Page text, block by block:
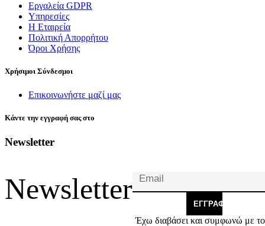
Εργαλεία GDPR
Υπηρεσίες
Η Εταιρεία
Πολιτική Απορρήτου
Όροι Χρήσης
Χρήσιμοι Σύνδεσμοι
Επικοινωνήστε μαζί μας
Κάντε την εγγραφή σας στο
Newsletter
Newsletter ΕΓΓΡΑΦΉ
Έχω διαβάσει και συμφωνώ με